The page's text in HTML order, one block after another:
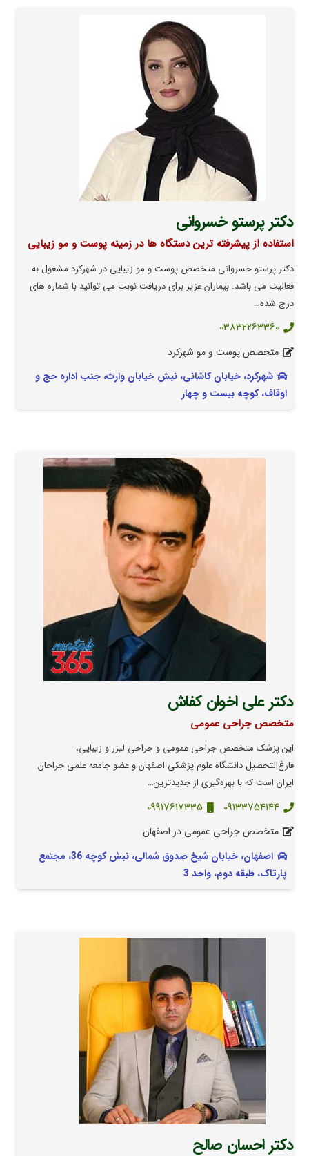
دکتر پرستو خسروانی
استفاده از پیشرفته ترین دستگاه ها در زمینه پوست و مو زیبایی
دکتر پرستو خسروانی متخصص پوست و مو زیبایی در شهرکرد مشغول به
فعالیت می باشد. بیماران عزیز برای دریافت نوبت می توانید با شماره های
درج شده…
03832263360
متخصص پوست و مو شهرکرد
شهرکرد، خیابان کاشانی، نبش خیابان وارث، جنب اداره حج و
اوقاف، کوچه بیست و چهار
دکتر علی اخوان کفاش
متخصص جراحی عمومی
این پزشک متخصص جراحی عمومی و جراحی لیزر و زیبایی،
فارغ‌التحصیل دانشگاه علوم پزشکی اصفهان و عضو جامعه علمی جراحان
ایران است که با بهره‌گیری از جدیدترین…
09133754144
09917617335
متخصص جراحی عمومی در اصفهان
اصفهان، خیابان شیخ صدوق شمالی، نبش کوچه 36، مجتمع
پارتاک، طبقه دوم، واحد 3
دکتر احسان صالح